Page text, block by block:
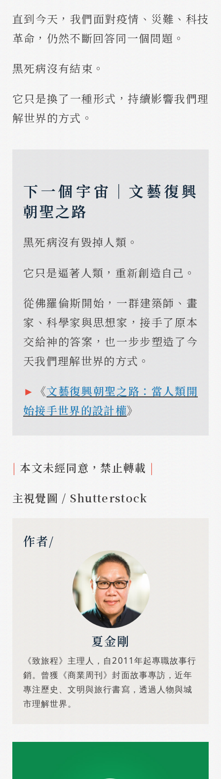
直到今天，我們面對疫情、災難、科技
革命，仍然不斷回答同一個問題。
黑死病沒有結束。
它只是換了一種形式，持續影響我們理
解世界的方式。
下一個宇宙｜文藝復興
朝聖之路
黑死病沒有毀掉人類。
它只是逼著人類，重新創造自己。
從佛羅倫斯開始，一群建築師、畫
家、科學家與思想家，接手了原本
交給神的答案，也一步步塑造了今
天我們理解世界的方式。
► 《文藝復興朝聖之路：當人類開
始接手世界的設計權》
|本文未經同意，禁止轉載 |
主視覺圖 / Shutterstock
作者/
夏金剛
《致旅程》主理人，自2011年起專職故事行
銷。曾獲《商業周刊》封面故事專訪，近年
專注歷史、文明與旅行書寫，透過人物與城
市理解世界。